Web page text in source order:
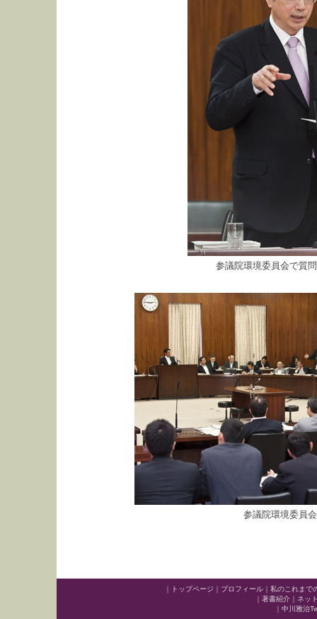
参議院環境委員会で質
参議院環境委員
｜ トップページ ｜ プロフィール ｜ 私のこれまで
｜ 著書紹介 ｜ ネッ
｜ 中川雅治